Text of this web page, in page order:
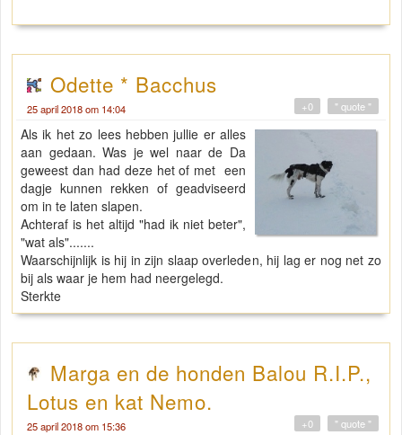
Odette * Bacchus
25 april 2018 om 14:04 " quote "
+0
Als ik het zo lees hebben jullie er alles
aan gedaan. Was je wel naar de Da
geweest dan had deze het of met een
dagje kunnen rekken of geadviseerd
om in te laten slapen.
Achteraf is het altijd "had ik niet beter",
"wat als".......
Waarschijnlijk is hij in zijn slaap overleden, hij lag er nog net zo
bij als waar je hem had neergelegd.
Sterkte
Marga en de honden Balou R.I.P.,
Lotus en kat Nemo.
25 april 2018 om 15:36 " quote "
+0